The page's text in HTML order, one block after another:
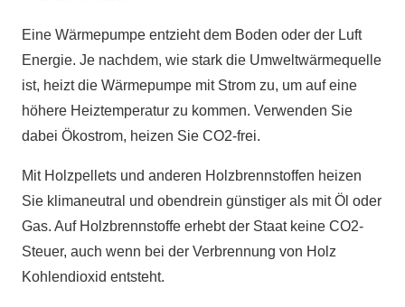
Eine Wärmepumpe entzieht dem Boden oder der Luft
Energie. Je nachdem, wie stark die Umweltwärmequelle
ist, heizt die Wärmepumpe mit Strom zu, um auf eine
höhere Heiztemperatur zu kommen. Verwenden Sie
dabei Ökostrom, heizen Sie CO2-frei.
Mit Holzpellets und anderen Holzbrennstoffen heizen
Sie klimaneutral und obendrein günstiger als mit Öl oder
Gas. Auf Holzbrennstoffe erhebt der Staat keine CO2-
Steuer, auch wenn bei der Verbrennung von Holz
Kohlendioxid entsteht.